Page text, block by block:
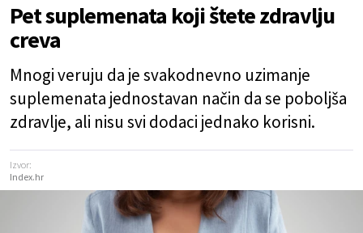
Pet suplemenata koji štete zdravlju
creva
Mnogi veruju da je svakodnevno uzimanje
suplemenata jednostavan način da se poboljša
zdravlje, ali nisu svi dodaci jednako korisni.
Izvor:
Index.hr